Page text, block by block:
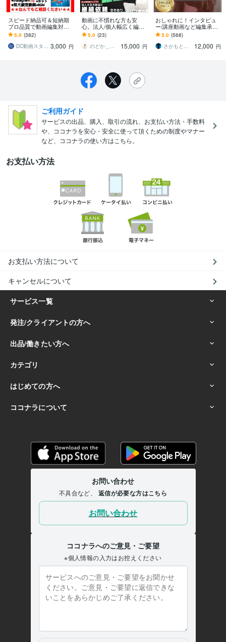
スピード納品可＆短納期
プロ品質で動画編集対応
します YouTube、SNS動
画編集やモザイク加工な
ど対応します
5.0 (382)
DC動画スタジオ 3,000 円
動画に不慣れな方も安
心。法人/個人幅広く編集
します Premiere使用｜紹
介動画/女性編集者が丁寧
に対応♪
5.0 (23)
のどか＿動画編集者
15,000 円
おしゃれに！インタビュ
ー/講座動画など編集承り
ます PR動画/YouTube等も
おしゃれに編集させて頂
きます！
5.0 (568)
さかもと＠動画クリエイター
12,000 円
ご利用ガイド
サービスの出品、購入、取引の流れ、お支払い方法・手数料
や、ココナラを安心・安全に使って頂くための制度やマナー
など、ココナラの使い方はこちら。
お支払い方法
お支払い方法について
キャンセルについて